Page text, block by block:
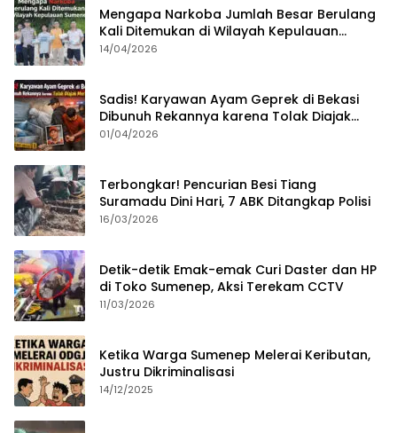
Mengapa Narkoba Jumlah Besar Berulang
Kali Ditemukan di Wilayah Kepulauan
Sumenep?
14/04/2026
Sadis! Karyawan Ayam Geprek di Bekasi
Dibunuh Rekannya karena Tolak Diajak
Merampok Majikan
01/04/2026
Terbongkar! Pencurian Besi Tiang
Suramadu Dini Hari, 7 ABK Ditangkap Polisi
16/03/2026
Detik-detik Emak-emak Curi Daster dan HP
di Toko Sumenep, Aksi Terekam CCTV
11/03/2026
Ketika Warga Sumenep Melerai Keributan,
Justru Dikriminalisasi
14/12/2025